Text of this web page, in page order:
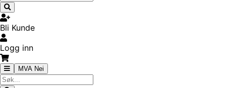
Bli Kunde
Logg inn
MVA Nei